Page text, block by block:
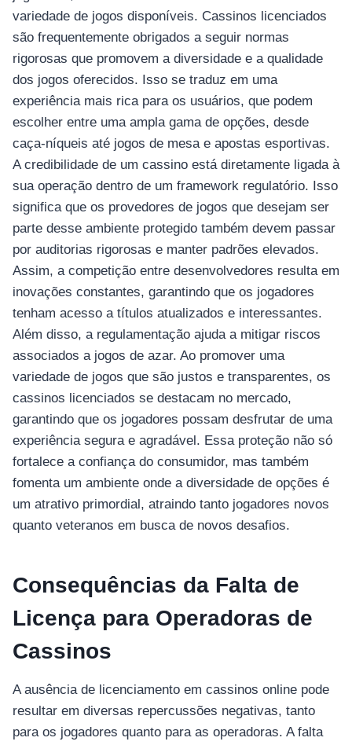
อุปกรณ์เพื่อความบันเทิง
อุปกรณ์เพื่อความบันเทิง
หูฟัง
ลำโพง
โทรทัศน์
variedade de jogos disponíveis. Cassinos licenciados
são frequentemente obrigados a seguir normas
rigorosas que promovem a diversidade e a qualidade
dos jogos oferecidos. Isso se traduz em uma
experiência mais rica para os usuários, que podem
escolher entre uma ampla gama de opções, desde
caça-níqueis até jogos de mesa e apostas esportivas.
A credibilidade de um cassino está diretamente ligada à
sua operação dentro de um framework regulatório. Isso
significa que os provedores de jogos que desejam ser
parte desse ambiente protegido também devem passar
por auditorias rigorosas e manter padrões elevados.
Assim, a competição entre desenvolvedores resulta em
inovações constantes, garantindo que os jogadores
tenham acesso a títulos atualizados e interessantes.
Além disso, a regulamentação ajuda a mitigar riscos
associados a jogos de azar. Ao promover uma
variedade de jogos que são justos e transparentes, os
cassinos licenciados se destacam no mercado,
garantindo que os jogadores possam desfrutar de uma
experiência segura e agradável. Essa proteção não só
fortalece a confiança do consumidor, mas também
fomenta um ambiente onde a diversidade de opções é
um atrativo primordial, atraindo tanto jogadores novos
quanto veteranos em busca de novos desafios.
Consequências da Falta de
Licença para Operadoras de
Cassinos
A ausência de licenciamento em cassinos online pode
resultar em diversas repercussões negativas, tanto
para os jogadores quanto para as operadoras. A falta